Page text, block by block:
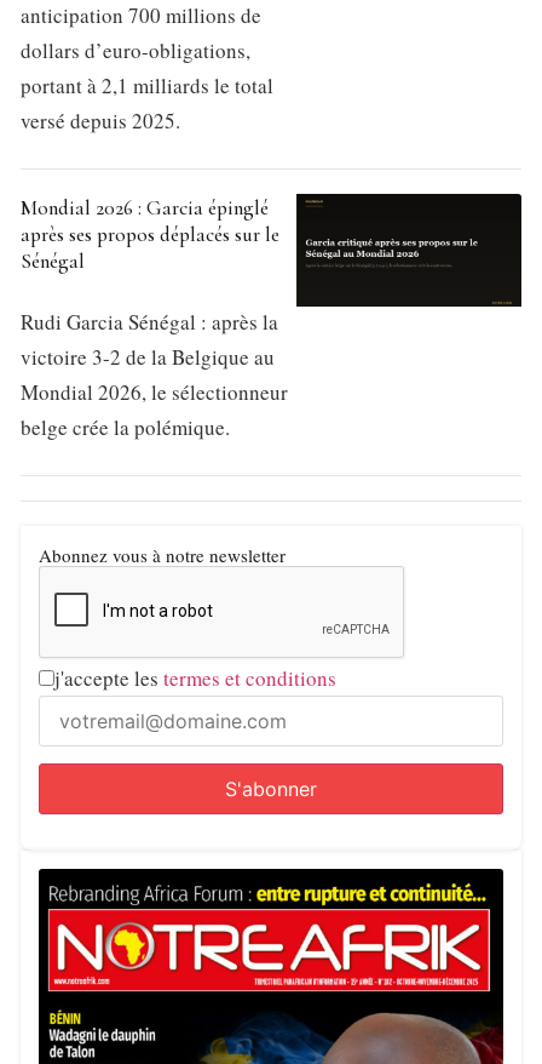
anticipation 700 millions de
dollars d’euro-obligations,
portant à 2,1 milliards le total
versé depuis 2025.
Mondial 2026 : Garcia épinglé
après ses propos déplacés sur le
Sénégal
Rudi Garcia Sénégal : après la
victoire 3-2 de la Belgique au
Mondial 2026, le sélectionneur
belge crée la polémique.
Abonnez vous à notre newsletter
j'accepte les termes et conditions